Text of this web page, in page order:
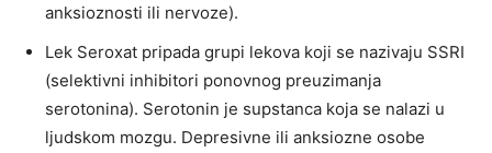
anksioznosti ili nervoze).
Lek Seroxat pripada grupi lekova koji se nazivaju SSRI
(selektivni inhibitori ponovnog preuzimanja
serotonina). Serotonin je supstanca koja se nalazi u
ljudskom mozgu. Depresivne ili anksiozne osobe